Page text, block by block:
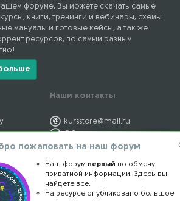
форуме, Вы можете скачать самые
книги, тренинги и вебинары, схемы
мануалы и готовые кейсы, а так же
ресурсов, по самым разным
Наши контакты
kursstore@mail.ru
Обратная связь
Конфиденциальность
пожаловать на наш форум
Наш форум первый по обмену
приватной информации. Здесь вы
найдете все.
На ресурсе опубликовано большое